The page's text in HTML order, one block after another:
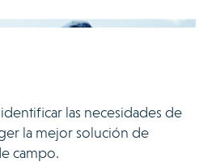
identificar las necesidades de
la mejor solución de
campo.